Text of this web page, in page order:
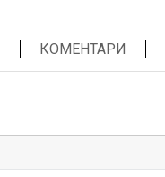
КОМЕНТАРИ